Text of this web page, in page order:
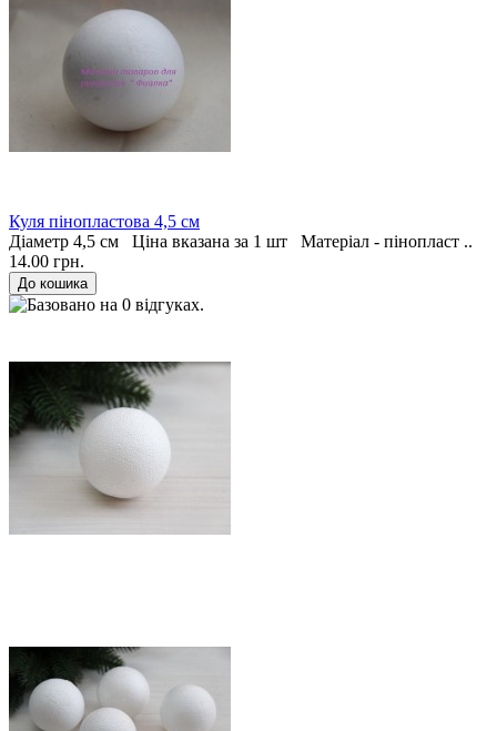
Куля пінопластова 4,5 см
Діаметр 4,5 см Ціна вказана за 1 шт Матеріал - пінопласт ..
14.00 грн.